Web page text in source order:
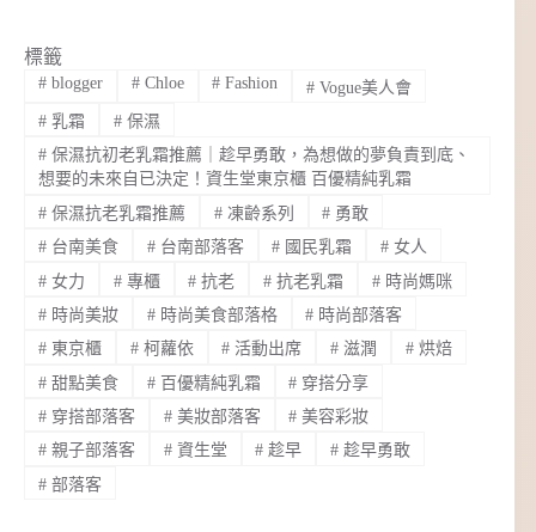
標籤
#blogger #Chloe # Fashion # Vogue美人會
#乳霜 #保濕
#保濕抗初老乳霜推薦｜趁早勇敢，為想做的夢負責到底、
想要的未來自已決定！資生堂東京櫃 百優精純乳霜
#保濕抗老乳霜推薦 #凍齡系列 # 勇敢
#台南美食 #台南部落客 # 國民乳霜 # 女人
#女力 #專櫃 # 抗老 # 抗老乳霜 # 時尚媽咪
#時尚美妝 #時尚美食部落格 # 時尚部落客
#東京櫃 #柯蘿依 # 活動出席 # 滋潤 # 烘焙
#甜點美食 #百優精純乳霜 # 穿搭分享
#穿搭部落客 #美妝部落客 # 美容彩妝
#親子部落客 #資生堂 # 趁早 # 趁早勇敢
#部落客